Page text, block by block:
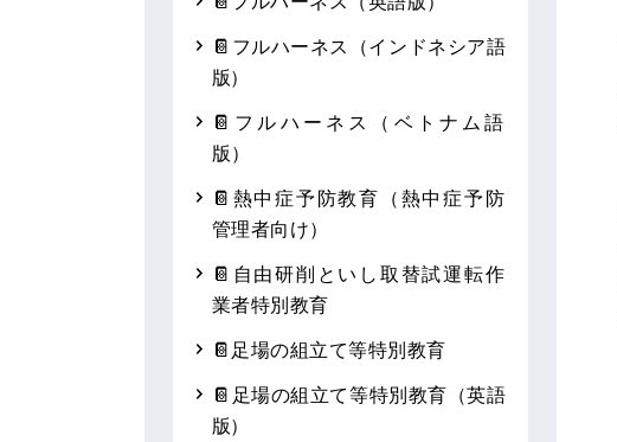
📔フルハーネス（インドネシア語
版）
📔フルハーネス（ベトナム語
版）
📔熱中症予防教育（熱中症予防
管理者向け）
📔自由研削といし取替試運転作
業者特別教育
📔足場の組立て等特別教育
📔足場の組立て等特別教育（英語
版）